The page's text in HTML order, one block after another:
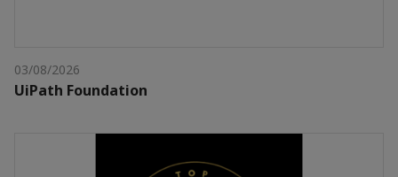
03/08/2026
UiPath Foundation